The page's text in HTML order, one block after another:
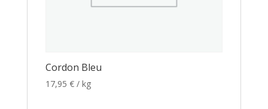
Cordon Bleu
17,95 € / kg